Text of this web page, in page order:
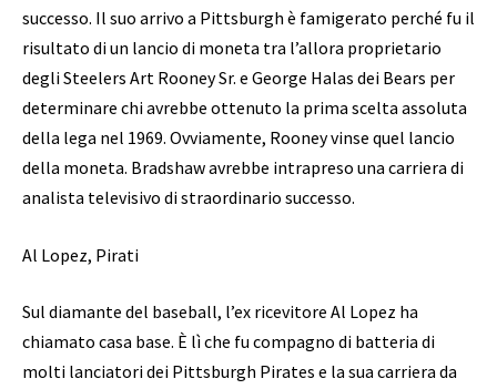
successo. Il suo arrivo a Pittsburgh è famigerato perché fu il
risultato di un lancio di moneta tra l’allora proprietario
degli Steelers Art Rooney Sr. e George Halas dei Bears per
determinare chi avrebbe ottenuto la prima scelta assoluta
della lega nel 1969. Ovviamente, Rooney vinse quel lancio
della moneta. Bradshaw avrebbe intrapreso una carriera di
analista televisivo di straordinario successo.
Al Lopez, Pirati
Sul diamante del baseball, l’ex ricevitore Al Lopez ha
chiamato casa base. È lì che fu compagno di batteria di
molti lanciatori dei Pittsburgh Pirates e la sua carriera da